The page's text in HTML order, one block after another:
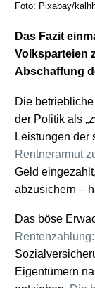
Foto: Pixabay/
Das Fazit
Volksparteien
Abschaffung
Die
der Politik als
Leistungen der
Rentnerarmut
Geld
abzusichern –
Das böse
Rentenzahlung:
Eigentümern